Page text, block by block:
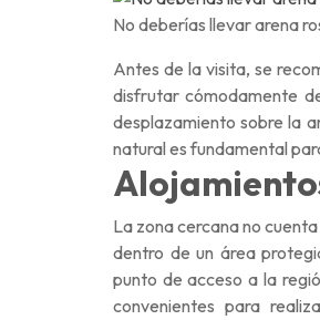
No deberías llevar arena
Antes de la visita, se
disfrutar cómodamente
desplazamiento sobre la
natural es fundamental
La zona cercana no
dentro de un área
punto de acceso a la
convenientes para